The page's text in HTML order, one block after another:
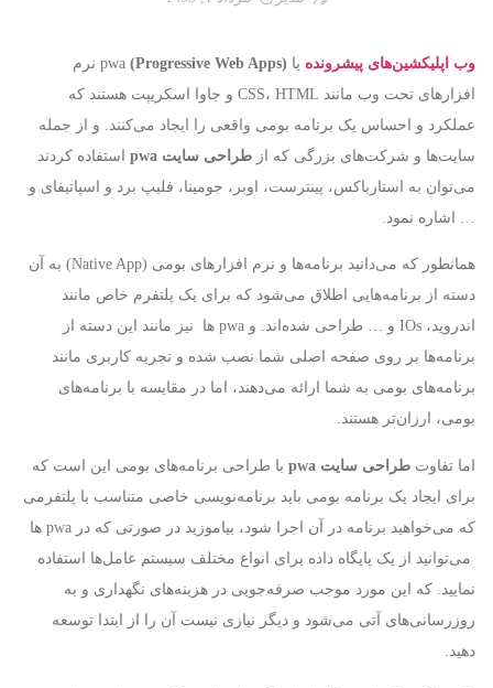
وب اپلیکشین‌های پیشرونده یا pwa (Progressive Web Apps)
نرم
افزارهای تحت وب مانند CSS، HTML و جاوا اسکریپت هستند که
عملکرد و احساس یک برنامه بومی واقعی را ایجاد می‌کنند. و از جمله
سایت‌ها و شرکت‌های بزرگی که از طراحی سایت pwa
استفاده کردند
می‌توان به استارباکس، پینترست، اوبر، جومینا، فلیپ برد و اسپاتیفای و
… اشاره نمود.
همانطور که می‌دانید برنامه‌ها و نرم افزارهای بومی (Native App) به آن
دسته از برنامه‌هایی اطلاق می‌شود که برای یک پلتفرم خاص مانند
اندروید، IOs و … طراحی شده‌اند. و pwa ها نیز مانند این دسته از
برنامه‌ها بر روی صفحه اصلی شما نصب شده و تجربه کاربری مانند
برنامه‌های بومی به شما ارائه می‌دهند، اما در مقایسه با برنامه‌های
بومی، ارزان‌تر هستند.
اما تفاوت طراحی سایت pwa با طراحی برنامه‌های بومی این است که
برای ایجاد یک برنامه بومی باید برنامه‌نویسی خاصی متناسب با پلتفرمی
که می‌خواهید برنامه در آن اجرا شود، بیاموزید در صورتی که در pwa ها
می‌توانید از یک پایگاه داده برای انواع مختلف سیستم عامل‌ها استفاده
نمایید. که این مورد موجب صرفه‌جویی در هزینه‌های نگهداری و به
روزرسانی‌های آتی می‌شود و دیگر نیازی نیست آن را از ابتدا توسعه
دهید.